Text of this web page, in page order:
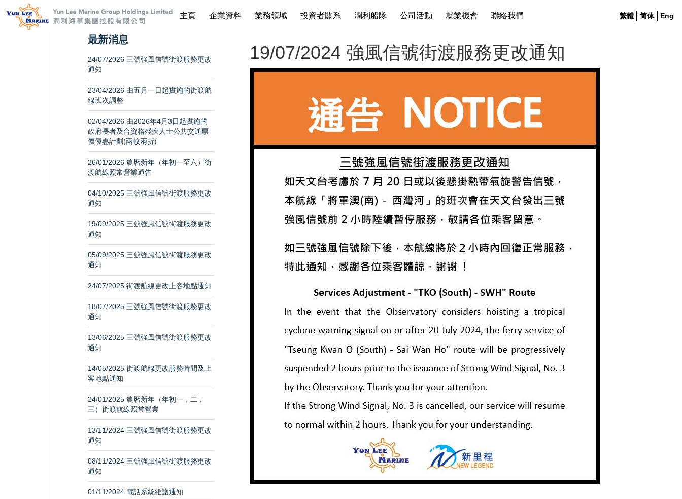
主頁 企業資料 業務領域 投資者關系 潤利船隊 公司活動 就業機會 聯絡我們 繁體 简体 Eng
最新消息
24/07/2026 三號強風信號街渡服務更改
通知
23/04/2026 由五月一日起實施的街渡航
線班次調整
02/04/2026 由2026年4月3日起實施的
政府長者及合資格殘疾人士公共交通票
價優惠計劃(兩蚊兩折)
26/01/2026 農曆新年（年初一至六）街
渡航線照常營業通告
04/10/2025 三號強風信號街渡服務更改
通知
19/09/2025 三號強風信號街渡服務更改
通知
05/09/2025 三號強風信號街渡服務更改
通知
24/07/2025 街渡航線更改上客地點通知
18/07/2025 三號強風信號街渡服務更改
通知
13/06/2025 三號強風信號街渡服務更改
通知
14/05/2025 街渡航線更改服務時間及上
客地點通知
24/01/2025 農曆新年（年初一，二，
三）街渡航線照常營業
13/11/2024 三號強風信號街渡服務更改
通知
08/11/2024 三號強風信號街渡服務更改
通知
01/11/2024 電話系統維護通知
19/07/2024 強風信號街渡服務更改通知